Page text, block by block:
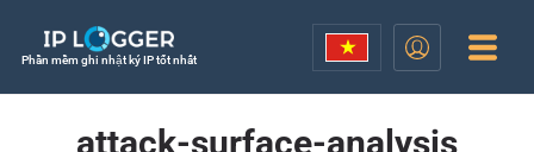
Phần mềm ghi nhật ký IP tốt nhất
attack-surface-analysis